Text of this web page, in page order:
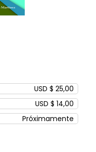
USD $ 25,00
USD $ 14,00
Próximamente